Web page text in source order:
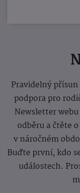
Pravidelný
podpora pro
Newsletter
odběru a čtěte
v náročném
Buďte první, kdo
událostech.